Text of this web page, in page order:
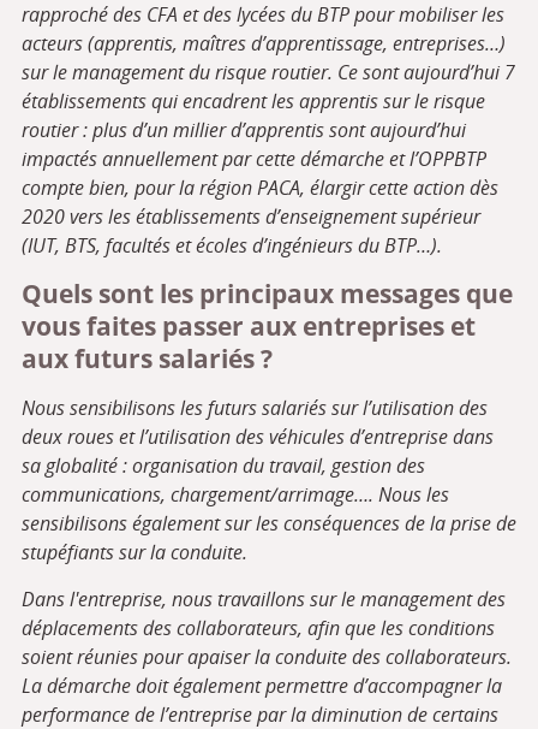
rapproché des CFA et des lycées du BTP pour mobiliser les
acteurs (apprentis, maîtres d’apprentissage, entreprises…)
sur le management du risque routier. Ce sont aujourd’hui 7
établissements qui encadrent les apprentis sur le risque
routier : plus d’un millier d’apprentis sont aujourd’hui
impactés annuellement par cette démarche et l’OPPBTP
compte bien, pour la région PACA, élargir cette action dès
2020 vers les établissements d’enseignement supérieur
(IUT, BTS, facultés et écoles d’ingénieurs du BTP…).
Quels sont les principaux messages que
vous faites passer aux entreprises et
aux futurs salariés ?
Nous sensibilisons les futurs salariés sur l’utilisation des
deux roues et l’utilisation des véhicules d’entreprise dans
sa globalité : organisation du travail, gestion des
communications, chargement/arrimage…. Nous les
sensibilisons égalementsur les conséquencesde la prise de
stupéfiantssur la conduite.
Dans l'entreprise, nous travaillons sur le management des
déplacements des collaborateurs, afin que les conditions
soient réunies pour apaiser la conduite des collaborateurs.
La démarche doit également permettre d’accompagner la
performance de l’entreprise par la diminution de certains